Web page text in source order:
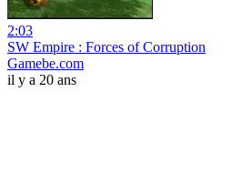
2:03
SW Empire : Forces of Corruption
Gamebe.com
il y a 20 ans